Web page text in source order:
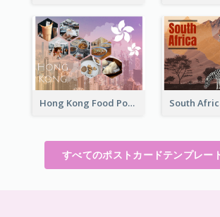
Hong Kong Food Postcard
すべてのポストカードテンプレー